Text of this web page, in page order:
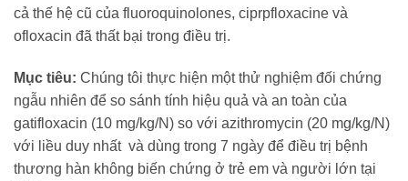
cả thế hệ cũ của fluoroquinolones, ciprpfloxacine và
ofloxacin đã thất bại trong điều trị.
Mục tiêu: Chúng tôi thực hiện một thử nghiệm đối chứng
ngẫu nhiên để so sánh tính hiệu quả và an toàn của
gatifloxacin (10 mg/kg/N) so với azithromycin (20 mg/kg/N)
với liều duy nhất và dùng trong 7 ngày để điều trị bệnh
thương hàn không biến chứng ở trẻ em và người lớn tại